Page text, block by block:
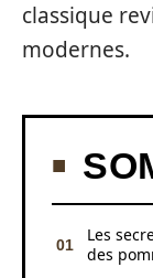
classique
modernes.
Les
des